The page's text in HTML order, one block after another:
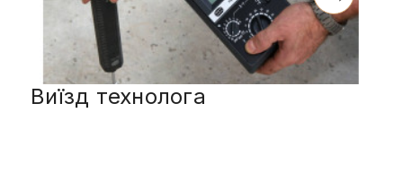
Виїзд технолога